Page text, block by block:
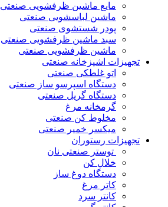
مایع ماشین ظرفشویی صنعتی
ماشین لباسشویی صنعتی
پودر شستشوی صنعتی
سبد ماشین ظرفشویی صنعتی
ماشین ظرفشویی صنعتی
تجهیزات اشپزخانه صنعتی
اتو غلطکی صنعتی
دستگاه اسپرسو ساز صنعتی
دستگاه گریل صنعتی
گرمخانه مرغ
مخلوط کن صنعتی
میکسر خمیر صنعتی
تجهیزات رستوران
توستر صنعتی نان
خلال کن
دستگاه دوغ ساز
کاتر مرغ
کانتر سرد